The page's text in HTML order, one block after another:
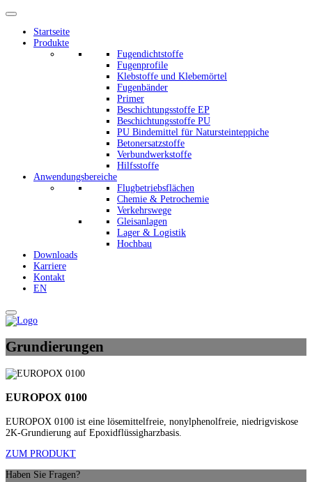
Startseite
Produkte
Fugendichtstoffe
Fugenprofile
Klebstoffe und Klebemörtel
Fugenbänder
Primer
Beschichtungsstoffe EP
Beschichtungsstoffe PU
PU Bindemittel für Natursteinteppiche
Betonersatzstoffe
Verbundwerkstoffe
Hilfsstoffe
Anwendungsbereiche
Flugbetriebsflächen
Chemie & Petrochemie
Verkehrswege
Gleisanlagen
Lager & Logistik
Hochbau
Downloads
Karriere
Kontakt
EN
Grundierungen
EUROPOX 0100
EUROPOX 0100 ist eine lösemittelfreie, nonylphenolfreie, niedrigviskose
2K-Grundierung auf Epoxidflüssigharzbasis.
ZUM PRODUKT
Haben Sie Fragen?